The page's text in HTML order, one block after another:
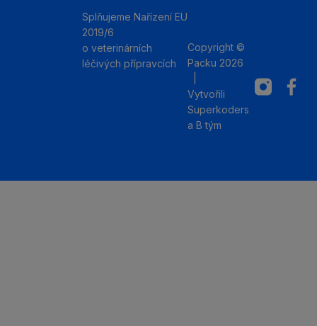
Splňujeme Nařízení EU
2019/6
o veterinárních
léčivých přípravcích
Copyright ©
Packu 2026
Vytvořili
Superkoders
a B tým
Instagram